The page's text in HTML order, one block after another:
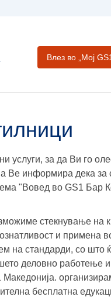
Влез во „Moj
услуги, за да Ви го
Ве информира дека за
"Вовед во GS1 Бар
стекнување на
и примена
на стандарди, со што
деловно работење
бесплатна